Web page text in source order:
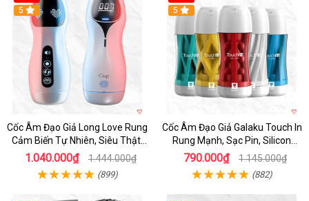
5
Cốc Âm Đạo Giả Long Love Rung
Cảm Biến Tự Nhiên, Siêu Thật,
Sướng
1.040.000₫ 1.444.000₫
(899)
Hot
5
Cốc Âm Đạo Giả Galaku Touch In
Rung Mạnh, Sạc Pin, Silicon
Mềm
790.000₫ 1.145.000₫
(882)